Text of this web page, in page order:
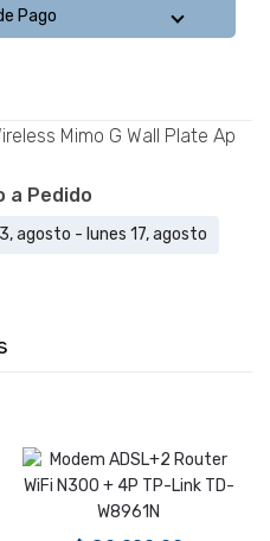
Pago
Mimo G Wall Plate Ap
a Pedido
agosto - lunes 17, agosto